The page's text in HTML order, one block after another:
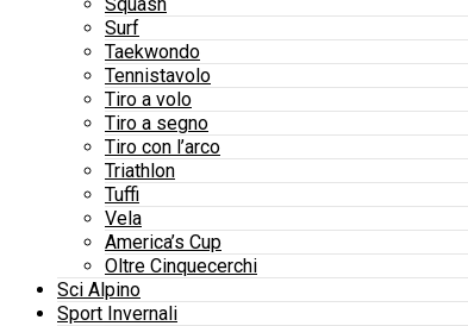
Surf
Taekwondo
Tennistavolo
Tiro a volo
Tiro a segno
Tiro con l’arco
Triathlon
Tuffi
Vela
America’s Cup
Oltre Cinquecerchi
Sci Alpino
Sport Invernali